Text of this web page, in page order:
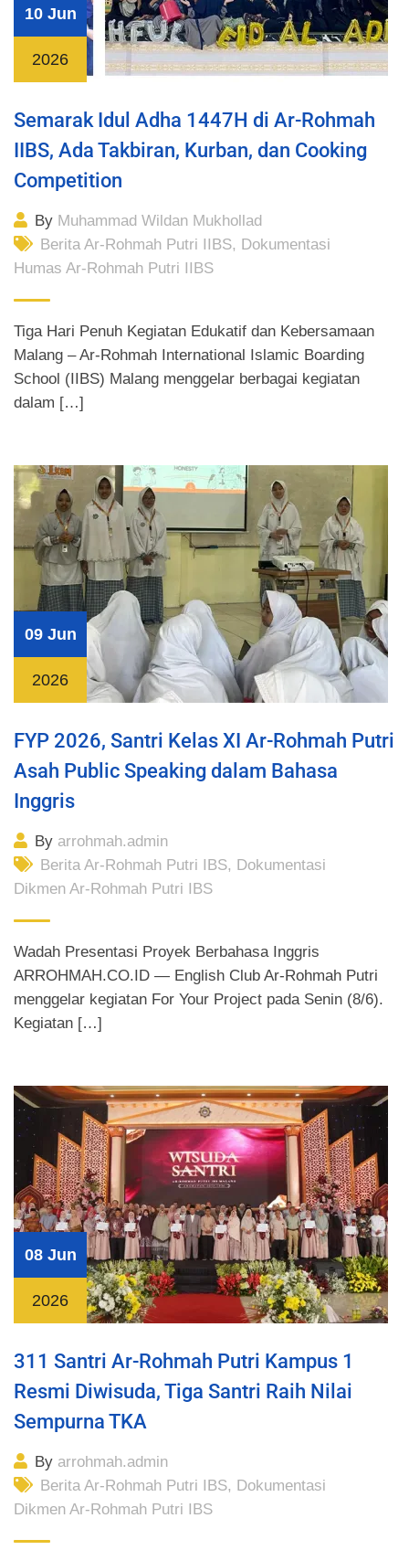
10 Jun
2026
Semarak Idul Adha 1447H di Ar-Rohmah
IIBS, Ada Takbiran, Kurban, dan Cooking
Competition
By Muhammad Wildan Mukhollad
Berita Ar-Rohmah Putri IIBS, Dokumentasi
Humas Ar-Rohmah Putri IIBS
Tiga Hari Penuh Kegiatan Edukatif dan Kebersamaan
Malang – Ar-Rohmah International Islamic Boarding
School (IIBS) Malang menggelar berbagai kegiatan
dalam […]
09 Jun
2026
FYP 2026, Santri Kelas XI Ar-Rohmah Putri
Asah Public Speaking dalam Bahasa
Inggris
By arrohmah.admin
Berita Ar-Rohmah Putri IBS, Dokumentasi
Dikmen Ar-Rohmah Putri IBS
Wadah Presentasi Proyek Berbahasa Inggris
ARROHMAH.CO.ID — English Club Ar-Rohmah Putri
menggelar kegiatan For Your Project pada Senin (8/6).
Kegiatan […]
08 Jun
2026
311 Santri Ar-Rohmah Putri Kampus 1
Resmi Diwisuda, Tiga Santri Raih Nilai
Sempurna TKA
By arrohmah.admin
Berita Ar-Rohmah Putri IBS, Dokumentasi
Dikmen Ar-Rohmah Putri IBS